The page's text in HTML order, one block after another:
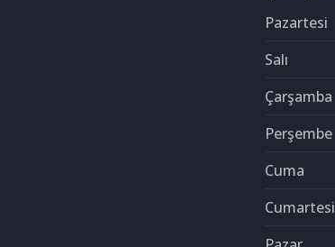
Pazartesi
Salı
Çarşamba
Perşembe
Cuma
Cumartesi